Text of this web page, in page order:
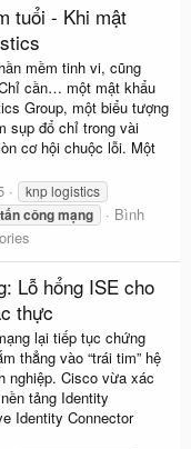
tuổi - Khi mật
mềm tinh vi, cũng
cần… một mật khẩu
Group, một biểu tượng
sụp đổ chỉ trong vài
cơ hội chuộc lỗi. Một
knp logistics
tấncôngmạng
Bình
Lỗ hổng ISE cho
thực
lại tiếp tục chứng
thẳng vào “trái tim” hệ
nghiệp. Cisco vừa xác
tảng Identity
Identity Connector